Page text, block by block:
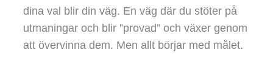
dina val blir din väg. En väg där du stöter på
utmaningar och blir ”provad” och växer genom
att övervinna dem. Men allt börjar med målet.